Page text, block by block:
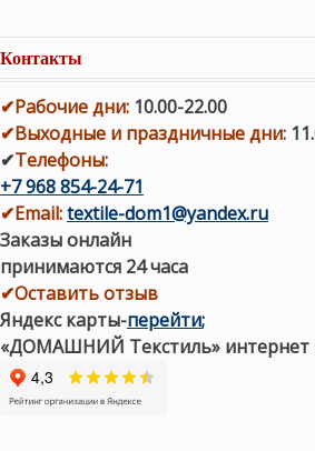
Контакты
✔Рабочие дни: 10.00-22.00
✔Выходные и праздничные дни:
✔Телефоны:
+7 968 854-24-71
✔Email:textile-dom1@yandex.ru
Заказы онлайн
принимаются 24 часа
✔Оставить отзыв
Яндекс карты-перейти;
«ДОМАШНИЙ Текстиль» интернет